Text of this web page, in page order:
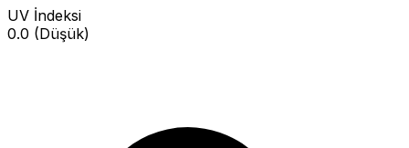
UV İndeksi
0.0 (Düşük)